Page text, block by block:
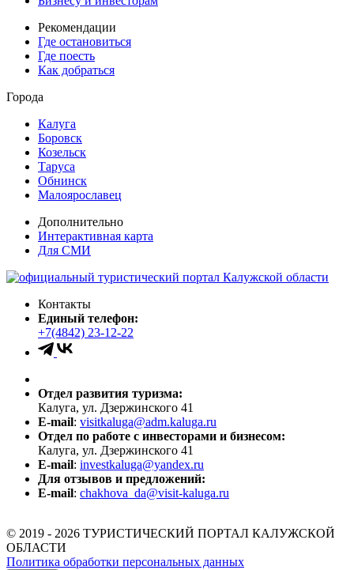
Рекомендации
Где остановиться
Где поесть
Как добраться
Города
Калуга
Боровск
Козельск
Таруса
Обнинск
Малоярославец
Дополнительно
Интерактивная карта
Для СМИ
Контакты
Единый телефон:
+7(4842) 23-12-22
Отдел развития туризма:
Калуга, ул. Дзержинского 41
E-mail: visitkaluga@adm.kaluga.ru
Отдел по работе с инвесторами и бизнесом:
Калуга, ул. Дзержинского 41
E-mail: investkaluga@yandex.ru
Для отзывов и предложений:
E-mail: chakhova_da@visit-kaluga.ru
© 2019 - 2026 ТУРИСТИЧЕСКИЙ ПОРТАЛ КАЛУЖСКОЙ
ОБЛАСТИ
Политика обработки персональных данных